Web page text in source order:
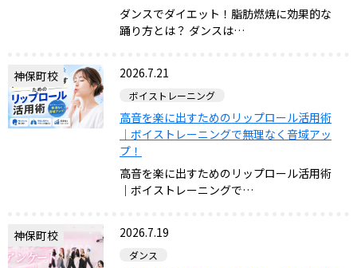
ダンスでダイエット！脂肪燃焼に効果的な
踊り方とは？ ダンスは…
神保町校 2026.7.21
ボイストレーニング
高音を楽に出すためのリップロール活用術
｜ボイストレーニングで無理なく音域アッ
プ！
高音を楽に出すためのリップロール活用術
｜ボイストレーニングで…
神保町校 2026.7.19
ダンス